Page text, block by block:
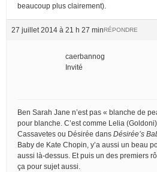
beaucoup plus clairement).
27 juillet 2014 à 21 h 27 minRÉPONDRE
caerbannog
Invité
Ben Sarah Jane n’est pas « blanche de
pour blanche. C’est comme Lelia
Cassavetes ou Désirée dans Désirée’s
Baby de Kate Chopin, y’a aussi un beau
aussi là-dessus. Et puis un des premiers
ça pour sujet aussi.